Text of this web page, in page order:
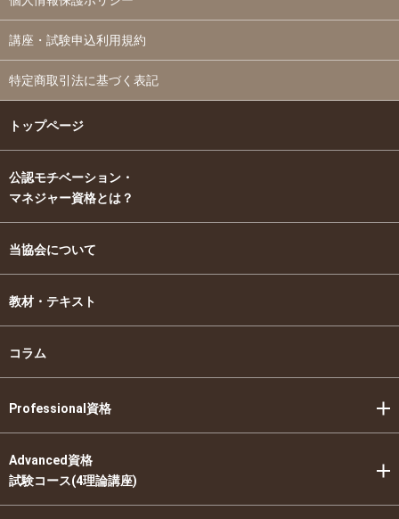
講座・試験申込利用規約
特定商取引法に基づく表記
トップページ
公認モチベーション・
マネジャー資格とは？
当協会について
教材・テキスト
コラム
Professional資格
Advanced資格
試験コース(4理論講座)